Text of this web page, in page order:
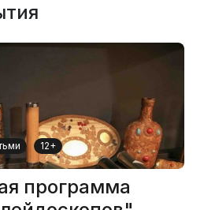
12+
программа